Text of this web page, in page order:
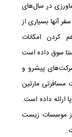
در سال‌های
آنها بسیاری از
کردن امکانات
سوق داده است
پیشرو و
مارتین
ارائه داده است.
از موسسات زیست